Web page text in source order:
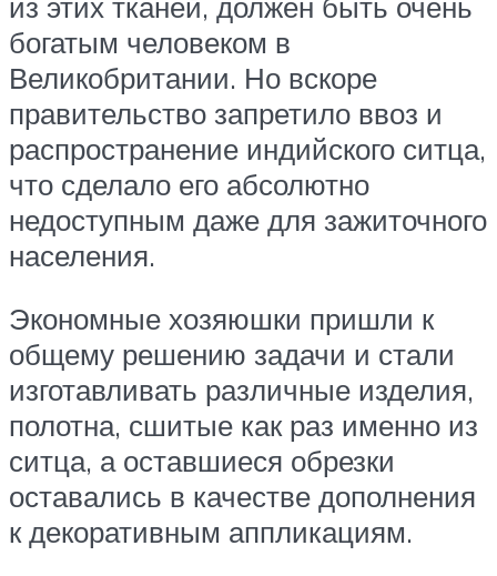
богатым человеком в
Великобритании. Но вскоре
правительство запретило ввоз и
распространение индийского ситца,
что сделало его абсолютно
недоступным даже для зажиточного
населения.
Экономные хозяюшки пришли к
общему решению задачи и стали
изготавливать различные изделия,
полотна, сшитые как раз именно из
ситца, а оставшиеся обрезки
оставались в качестве дополнения
к декоративным аппликациям.